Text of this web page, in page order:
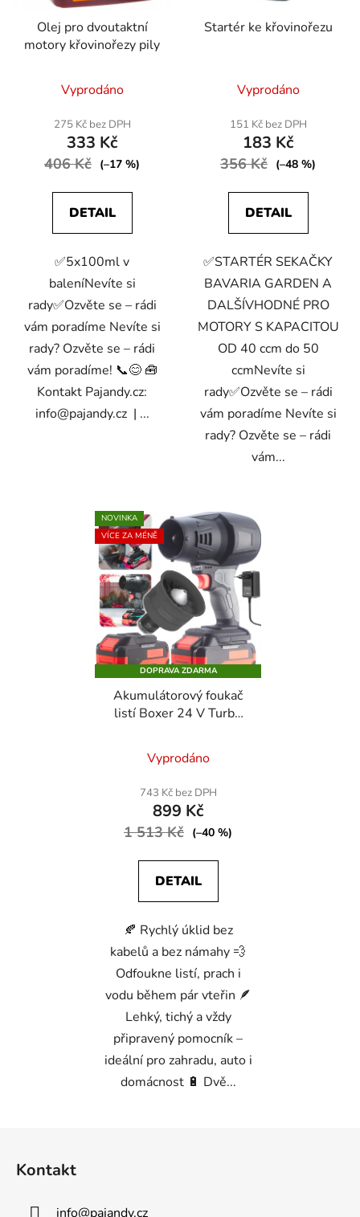
Olej pro dvoutaktní
motory křovinořezy pily
hodnocení
produktu
je
3,0
5
Vyprodáno
275 Kč bez DPH
333 Kč
406 Kč (–17 %)
DETAIL
✅5x100ml v
baleníNevíte si
rady✅Ozvěte se – rádi
vám poradíme Nevíte si
rady? Ozvěte se – rádi
vám poradíme! 📞😊 🧰
Kontakt Pajandy.cz:
info@pajandy.cz | ...
Startér ke křovinořezu
hodnocení
produktu
je
4,0
5
Vyprodáno
151 Kč bez DPH
183 Kč
356 Kč (–48 %)
DETAIL
✅STARTÉR SEKAČKY
BAVARIA GARDEN A
DALŠÍVHODNÉ PRO
MOTORY S KAPACITOU
OD 40 ccm do 50
ccmNevíte si
rady✅Ozvěte se – rádi
vám poradíme Nevíte si
rady? Ozvěte se – rádi
vám...
NOVINKA
VÍCE ZA MÉNĚ
DOPRAVA ZDARMA
Akumulátorový foukač
listí Boxer 24 V Turbo
nabíječka, výkonný
zahradní pomocník
hodnocení
produktu
je
5,0
5
Vyprodáno
743 Kč bez DPH
899 Kč
1 513 Kč (–40 %)
DETAIL
🍂 Rychlý úklid bez
kabelů a bez námahy 💨
Odfoukne listí, prach i
vodu během pár vteřin 🪶
Lehký, tichý a vždy
připravený pomocník –
ideální pro zahradu, auto i
domácnost 🔋 Dvě...
Kontakt
info@pajandy.cz